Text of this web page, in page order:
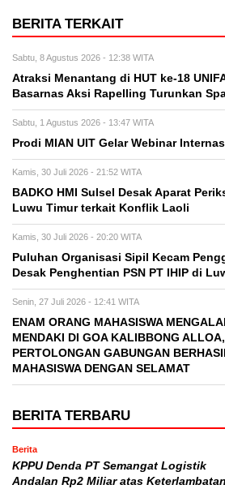
BERITA TERKAIT
Sabtu, 8 Agustus 2026 - 12:38 WITA
Atraksi Menantang di HUT ke-18
Basarnas Aksi Rapelling Turunkan
Sabtu, 1 Agustus 2026 - 13:47 WITA
Prodi MIAN UIT Gelar Webinar
Kamis, 30 Juli 2026 - 21:52 WITA
BADKO HMI Sulsel Desak Aparat
Luwu Timur terkait Konflik Laoli
Kamis, 30 Juli 2026 - 20:20 WITA
Puluhan Organisasi Sipil Kecam
Desak Penghentian PSN PT IHIP di
Senin, 27 Juli 2026 - 12:41 WITA
ENAM ORANG MAHASISWA
MENDAKI DI GOA KALIBBONG
PERTOLONGAN GABUNGAN
MAHASISWA DENGAN SELAMAT
BERITA TERBARU
Berita
KPPU Denda PT Semangat Logistik
Andalan Rp2 Miliar atas Keterlambatan